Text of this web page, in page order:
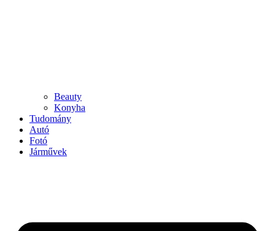
Beauty
Konyha
Tudomány
Autó
Fotó
Járművek